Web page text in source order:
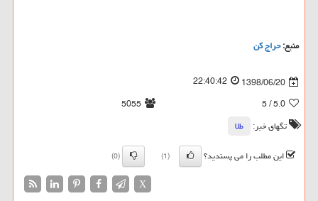
منبع:حراج كن
1398/06/20
22:40:42
5.0
/ 5
5055
تگهای خبر:
طلا
این مطلب را می پسندید؟
(1)
(0)
X